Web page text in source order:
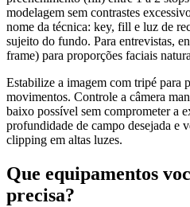
modelagem sem contrastes
nome da técnica: key, fill e luz de
sujeito do fundo. Para entrevistas,
frame) para proporções faciais
Estabilize a imagem com tripé para
movimentos. Controle a câmera
baixo possível sem comprometer a
profundidade de campo desejada e
clipping em altas luzes.
Que equipamentos
precisa?